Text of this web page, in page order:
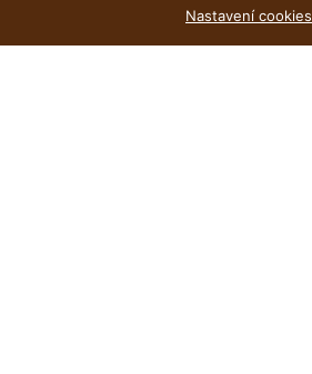
Nastavení cookies